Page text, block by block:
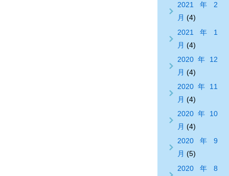
2021年2
月 (4)
2021年1
月 (4)
2020年12
月 (4)
2020年11
月 (4)
2020年10
月 (4)
2020年9
月 (5)
2020年8